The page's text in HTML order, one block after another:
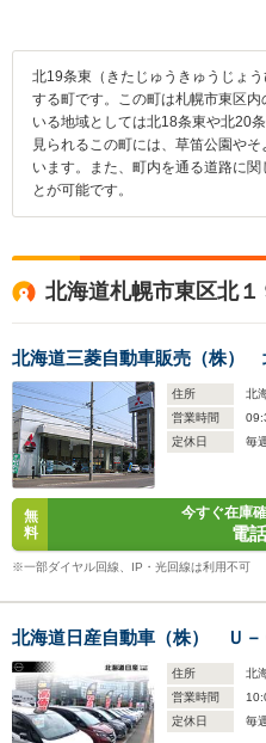
北19条東（きたじゅうきゅうじょ
する町です。この町は札幌市東区
いる地域としては北18条東や北20
見られるこの町には、草笛公園や
います。また、町内を通る道路に
とが可能です。
北海道札幌市東区北
北海道三菱自動車販売（株）
住所
北
営業時間
定休日
毎
無
料
今すぐ在庫
電
※一部ダイヤル回線、IP・光回線は利用不可
北海道日産自動車（株） Ｕ－
住所
北
営業時間
定休日
毎